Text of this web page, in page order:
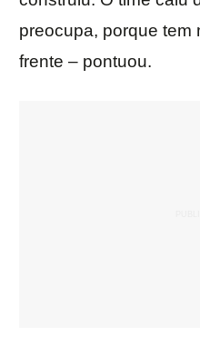
preocupa, porque tem
frente – pontuou.